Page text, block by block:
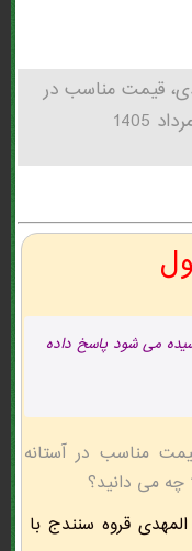
قیمت مناسب در
می شود پاسخ داده
مناسب در آستانه
قروه سنندج با